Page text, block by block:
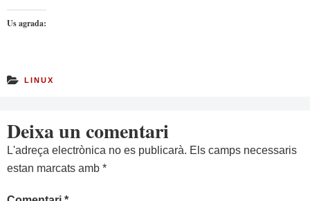
Us agrada:
LINUX
Deixa un comentari
L'adreça electrònica no es publicarà. Els camps necessaris
estan marcats amb *